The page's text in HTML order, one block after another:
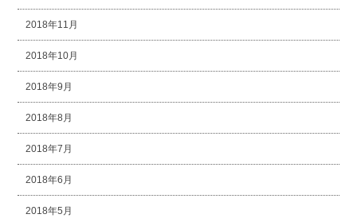
2018年11月
2018年10月
2018年9月
2018年8月
2018年7月
2018年6月
2018年5月